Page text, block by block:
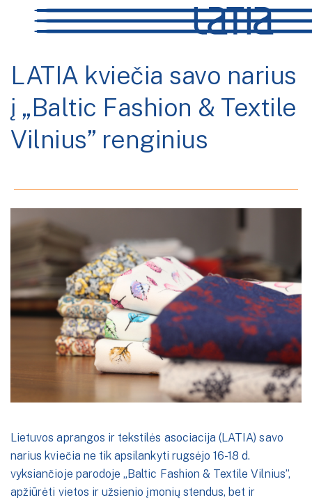
LATIA kviečia savo narius
į „Baltic Fashion & Textile
Vilnius” renginius
Lietuvos aprangos ir tekstilės asociacija (LATIA) savo
narius kviečia ne tik apsilankyti rugsėjo 16-18 d.
vyksiančioje parodoje „Baltic Fashion & Textile Vilnius”,
apžiūrėti vietos ir užsienio įmonių stendus, bet ir